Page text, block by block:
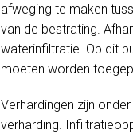
afweging te maken
van de bestrating.
waterinfiltratie. Op dit
moeten worden
Verhardingen zijn
verharding.